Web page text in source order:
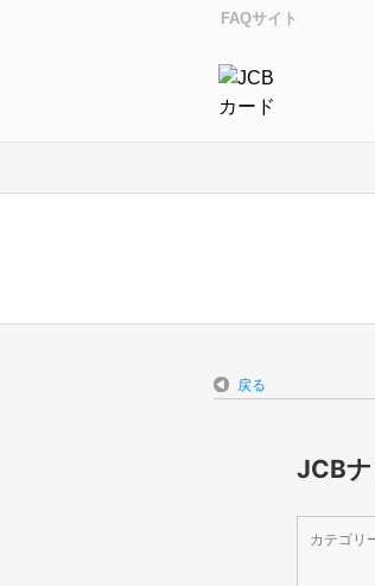
FAQサイト
戻る
JCB
カテゴリ